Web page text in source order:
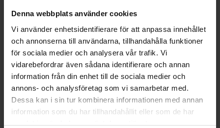
Denna webbplats använder cookies
Vi använder enhetsidentifierare för att anpassa innehållet
och annonserna till användarna, tillhandahålla funktioner
för sociala medier och analysera vår trafik. Vi
vidarebefordrar även sådana identifierare och annan
information från din enhet till de sociala medier och
annons- och analysföretag som vi samarbetar med.
Dessa kan i sin tur kombinera informationen med annan
information som du har tillhandahållit eller som de har
samlat in när du har använt deras tjänster.
funktioner som Express Freeze. På så sätt får du full kontroll
Tillbehör